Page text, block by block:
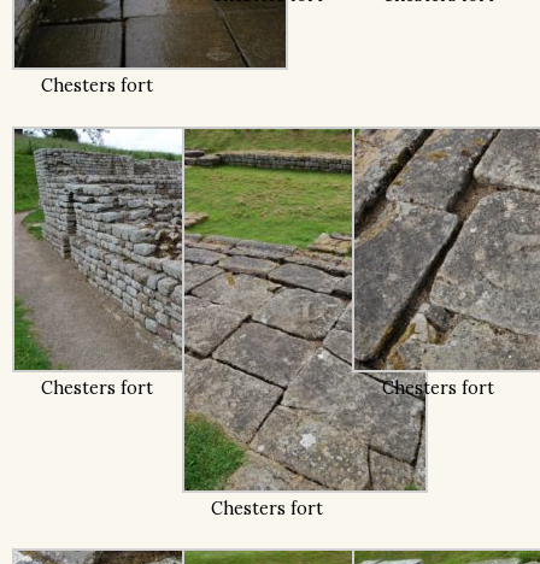
Chesters fort
Chesters fort
Chesters fort
Chesters fort